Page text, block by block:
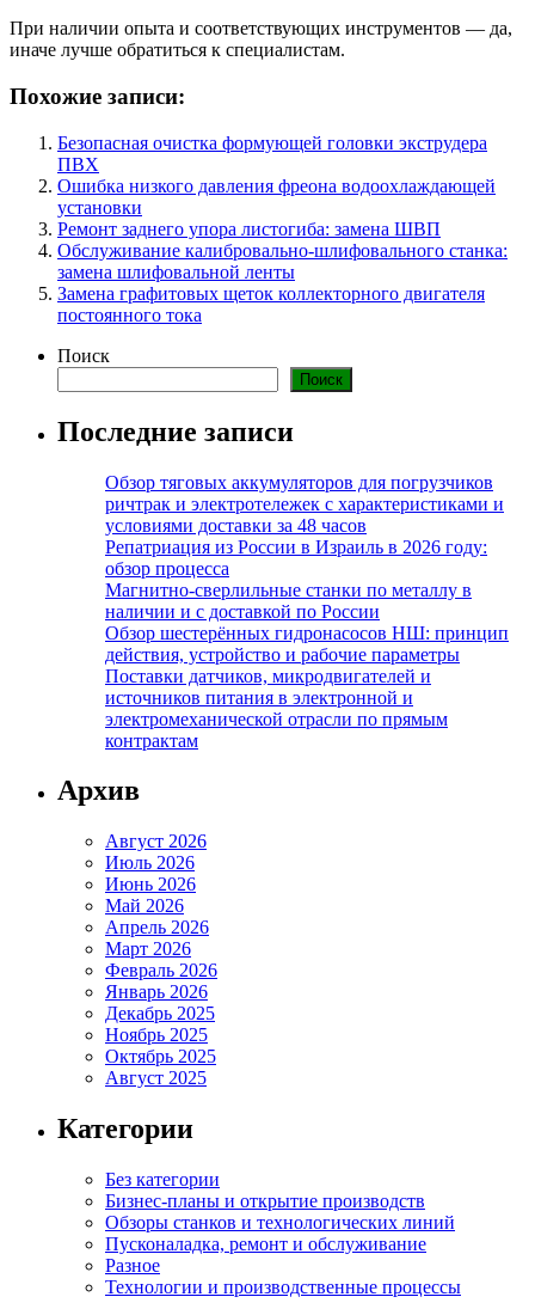
При наличии опыта и соответствующих инструментов — да,
иначе лучше обратиться к специалистам.
Похожие записи:
Безопасная очистка формующей головки экструдера
ПВХ
Ошибка низкого давления фреона водоохлаждающей
установки
Ремонт заднего упора листогиба: замена ШВП
Обслуживание калибровально-шлифовального станка:
замена шлифовальной ленты
Замена графитовых щеток коллекторного двигателя
постоянного тока
Поиск
Поиск
Последние записи
Обзор тяговых аккумуляторов для погрузчиков
ричтрак и электротележек с характеристиками и
условиями доставки за 48 часов
Репатриация из России в Израиль в 2026 году:
обзор процесса
Магнитно-сверлильные станки по металлу в
наличии и с доставкой по России
Обзор шестерённых гидронасосов НШ: принцип
действия, устройство и рабочие параметры
Поставки датчиков, микродвигателей и
источников питания в электронной и
электромеханической отрасли по прямым
контрактам
Архив
Август 2026
Июль 2026
Июнь 2026
Май 2026
Апрель 2026
Март 2026
Февраль 2026
Январь 2026
Декабрь 2025
Ноябрь 2025
Октябрь 2025
Август 2025
Категории
Без категории
Бизнес-планы и открытие производств
Обзоры станков и технологических линий
Пусконаладка, ремонт и обслуживание
Разное
Технологии и производственные процессы